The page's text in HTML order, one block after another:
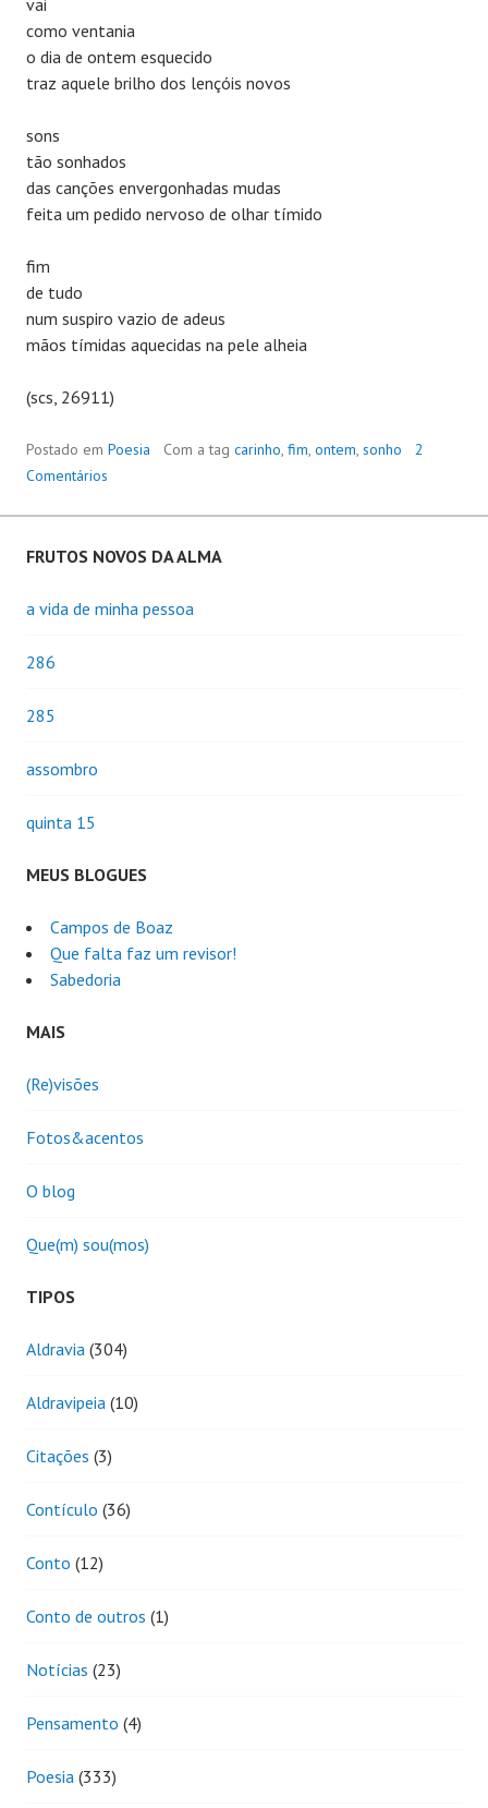
como ventania
o dia de ontem esquecido
traz aquele brilho dos lençóis novos
sons
tão sonhados
das canções envergonhadas mudas
feita um pedido nervoso de olhar tímido
fim
de tudo
num suspiro vazio de adeus
mãos tímidas aquecidas na pele alheia
(scs, 26911)
Postado em Poesia Com a tag carinho, fim, ontem, sonho
2
Comentários
FRUTOS NOVOS DA ALMA
a vida de minha pessoa
286
285
assombro
quinta 15
MEUS BLOGUES
Campos de Boaz
Que falta faz um revisor!
Sabedoria
MAIS
(Re)visões
Fotos&acentos
O blog
Que(m) sou(mos)
TIPOS
Aldravia (304)
Aldravipeia (10)
Citações (3)
Contículo (36)
Conto (12)
Conto de outros (1)
Notícias (23)
Pensamento (4)
Poesia (333)